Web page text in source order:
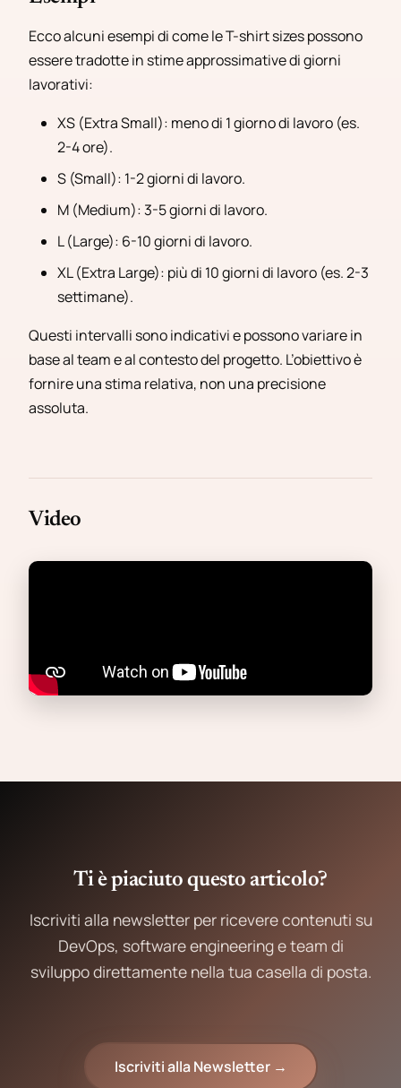
Ecco alcuni esempi di come le T-shirt sizes possono
essere tradotte in stime approssimative di giorni
lavorativi:
XS (Extra Small): meno di 1 giorno di lavoro (es.
2-4 ore).
S (Small): 1-2 giorni di lavoro.
M (Medium): 3-5 giorni di lavoro.
L (Large): 6-10 giorni di lavoro.
XL (Extra Large): più di 10 giorni di lavoro (es. 2-3
settimane).
Questi intervalli sono indicativi e possono variare in
base al team e al contesto del progetto. L’obiettivo è
fornire una stima relativa, non una precisione
assoluta.
Video
Ti è piaciuto questo articolo?
Iscriviti alla newsletter per ricevere contenuti su
DevOps, software engineering e team di
sviluppo direttamente nella tua casella di posta.
Iscriviti alla Newsletter →